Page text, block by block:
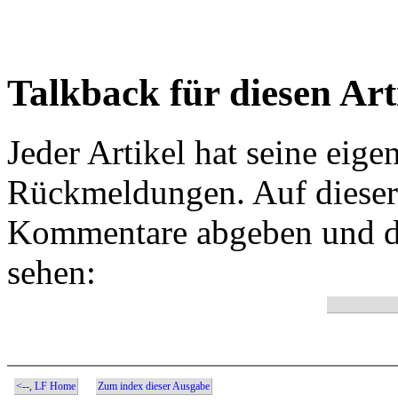
Talkback für diesen
Jeder Artikel hat seine
Rückmeldungen. Auf
Kommentare abgeben und
sehen:
<--, LF Home Zum index dieser Ausgabe